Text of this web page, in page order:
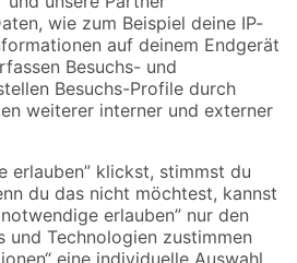
Versandarten